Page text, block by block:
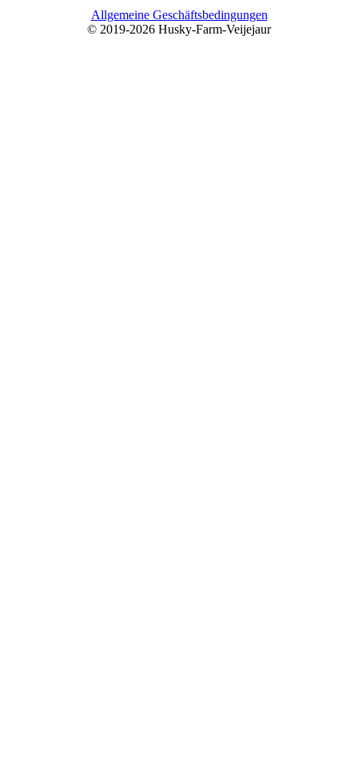
Allgemeine Geschäftsbedingungen
© 2019-2026 Husky-Farm-Veijejaur